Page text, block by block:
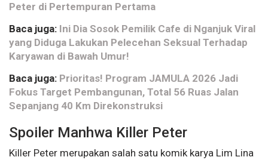
Peter di Pertempuran Pertama
Baca juga: Ini Dia Sosok Pemilik Cafe di Nganjuk Viral
yang Diduga Lakukan Pelecehan Seksual Terhadap
Karyawan di Bawah Umur!
Baca juga: Prioritas! Program JAMULA 2026 Jadi
Fokus Target Pembangunan, Total 56 Ruas Jalan
Sepanjang 40 Km Direkonstruksi
Spoiler Manhwa Killer Peter
Killer Peter merupakan salah satu komik karya Lim Lina